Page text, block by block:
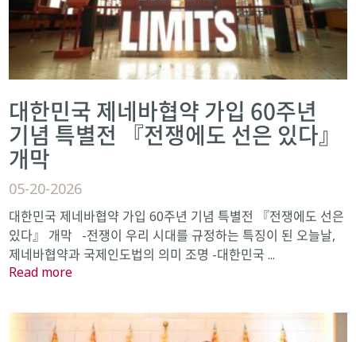
대한민국 제네바협약 가입 60주년
기념 특별전 『전쟁에도 선은 있다』
개막
05-20-2026
대한민국 제네바협약 가입 60주년 기념 특별전 『전쟁에도 선은
있다』 개막 -전쟁이 우리 시대를 규정하는 특징이 된 오늘날,
제네바협약과 국제인도법의 의미 조명 -대한민국 ...
Read more